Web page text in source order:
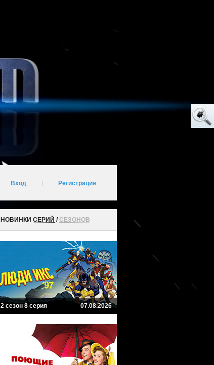
Вход Регистрация
НОВИНКИ СЕРИЙ /СЕЗОНОВ
2 сезон 8 серия 07.08.2026